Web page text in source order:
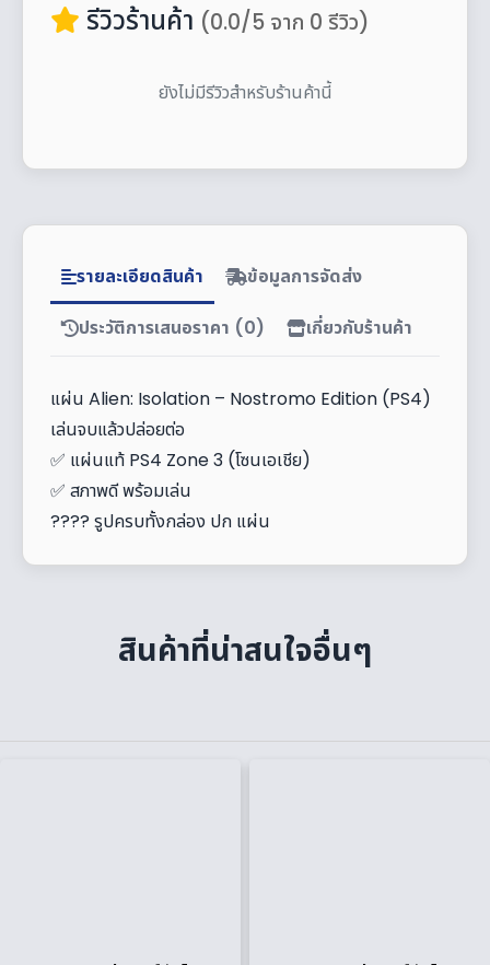
รีวิวร้านค้า (0.0/5 จาก 0 รีวิว)
ยังไม่มีรีวิวสำหรับร้านค้านี้
รายละเอียดสินค้า ข้อมูลการจัดส่ง
ประวัติการเสนอราคา (0) เกี่ยวกับร้านค้า
แผ่น Alien: Isolation – Nostromo Edition (PS4)
เล่นจบแล้วปล่อยต่อ
✅ แผ่นแท้ PS4 Zone 3 (โซนเอเชีย)
✅ สภาพดี พร้อมเล่น
???? รูปครบทั้งกล่อง ปก แผ่น
สินค้าที่น่าสนใจอื่นๆ